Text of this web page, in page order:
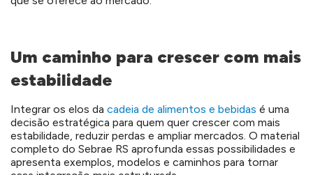
Um caminho para crescer com mais
estabilidade
Integrar os elos da cadeia de alimentos e bebidas é uma
decisão estratégica para quem quer crescer com mais
estabilidade, reduzir perdas e ampliar mercados. O material
completo do Sebrae RS aprofunda essas possibilidades e
apresenta exemplos, modelos e caminhos para tornar